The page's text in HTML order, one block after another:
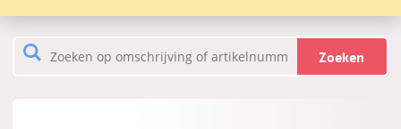
het
hoofdmenu
Zoeken